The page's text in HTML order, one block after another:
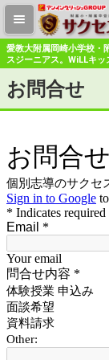
愛教大附属岡崎小学校・
スジーニアス。WiLLキッ
お問合せ